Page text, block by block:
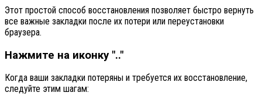
Этот простой способ восстановления позволяет быстро вернуть
все важные закладки после их потери или переустановки
браузера.
Нажмите на иконку ".."
Когда ваши закладки потеряны и требуется их восстановление,
следуйте этим шагам: